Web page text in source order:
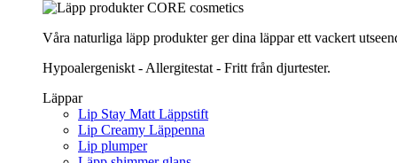
Våra naturliga läpp produkter ger dina läppar ett vackert
Hypoalergeniskt - Allergitestat - Fritt från djurtester.
Läppar
Lip Stay Matt Läppstift
Lip Creamy Läppenna
Lip plumper